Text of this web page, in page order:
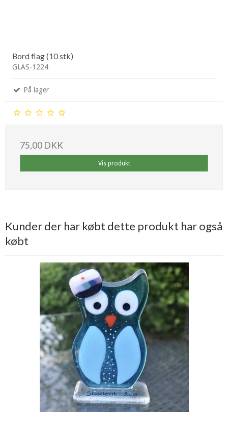
Bord flag (10 stk)
GLAS-1224
På lager
75,00 DKK
Vis produkt
Kunder der har købt dette produkt har også
købt